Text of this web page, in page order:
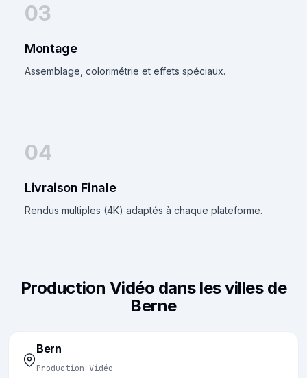
03
Montage
Assemblage, colorimétrie et effets spéciaux.
04
Livraison Finale
Rendus multiples (4K) adaptés à chaque plateforme.
Production Vidéo dans les villes de
Berne
Bern
Production Vidéo